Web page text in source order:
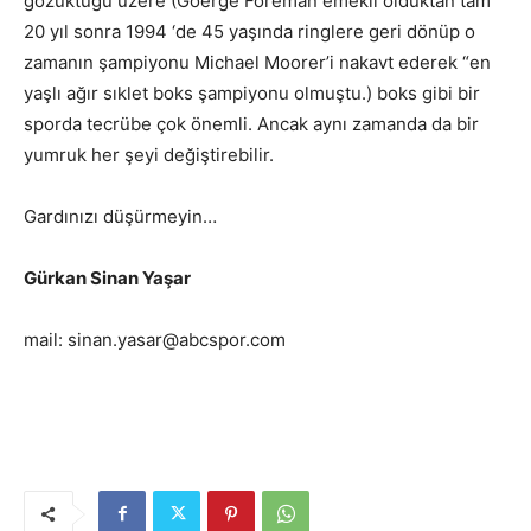
20 yıl sonra 1994 ‘de 45 yaşında ringlere geri dönüp o
zamanın şampiyonu Michael Moorer’i nakavt ederek “en
yaşlı ağır sıklet boks şampiyonu olmuştu.) boks gibi bir
sporda tecrübe çok önemli. Ancak aynı zamanda da bir
yumruk her şeyi değiştirebilir.
Gardınızı düşürmeyin…
Gürkan Sinan Yaşar
mail: sinan.yasar@abcspor.com